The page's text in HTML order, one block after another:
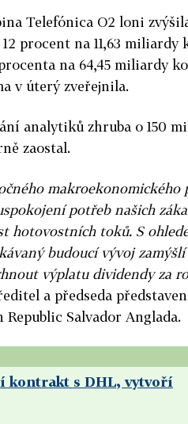
Telefónica O2 loni
procent na 11,63 miliardy
na 64,45 miliardy
v úterý zveřejnila.
analytiků zhruba o 150
zaostal.
makroekonomického
potřeb našich
hotovostních toků. S
budoucí vývoj zamýšlí
výplatu dividendy za
a předseda
Salvador Anglada.
kontrakt s DHL, vytvoří